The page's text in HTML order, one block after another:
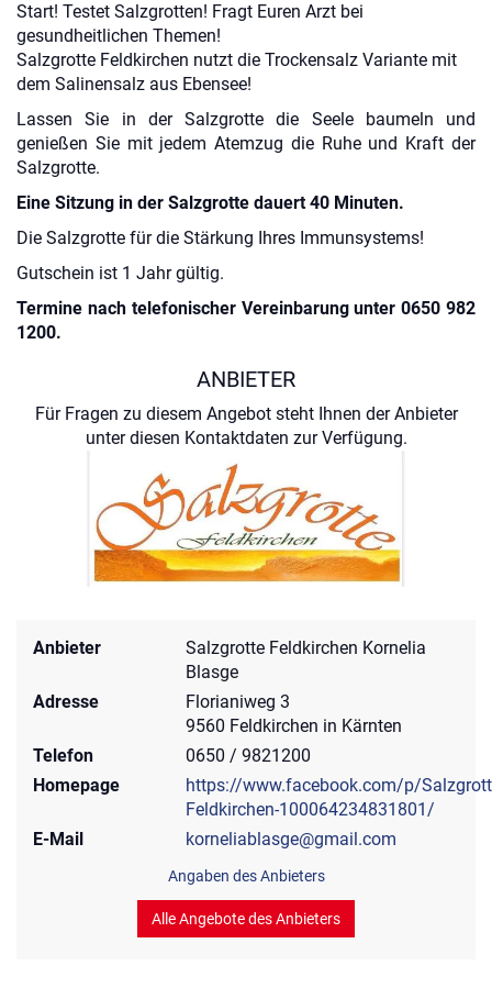
Start! Testet Salzgrotten! Fragt Euren Arzt bei
gesundheitlichen Themen!
Salzgrotte Feldkirchen nutzt die Trockensalz Variante mit
dem Salinensalz aus Ebensee!
Lassen Sie in der Salzgrotte die Seele baumeln und
genießen Sie mit jedem Atemzug die Ruhe und Kraft der
Salzgrotte.
Eine Sitzung in der Salzgrotte dauert 40 Minuten.
Die Salzgrotte für die Stärkung Ihres Immunsystems!
Gutschein ist 1 Jahr gültig.
Termine nach telefonischer Vereinbarung unter 0650 982
1200.
ANBIETER
Für Fragen zu diesem Angebot steht Ihnen der Anbieter
unter diesen Kontaktdaten zur Verfügung.
Anbieter
Salzgrotte Feldkirchen Kornelia
Blasge
Adresse
Florianiweg 3
9560 Feldkirchen in Kärnten
Telefon
0650 / 9821200
Homepage
https://www.facebook.com/p/
Feldkirchen-100064234831801/
E-Mail
korneliablasge@gmail.com
Angaben des Anbieters
Alle Angebote des Anbieters